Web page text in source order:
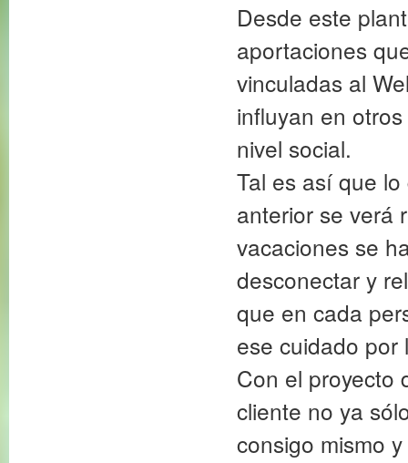
Desde este
aportaciones
vinculadas al
influyan en
nivel social.
Tal es así que
anterior se verá
vacaciones se
desconectar y
que en cada
ese cuidado por
Con el proyecto
cliente no ya
consigo mismo